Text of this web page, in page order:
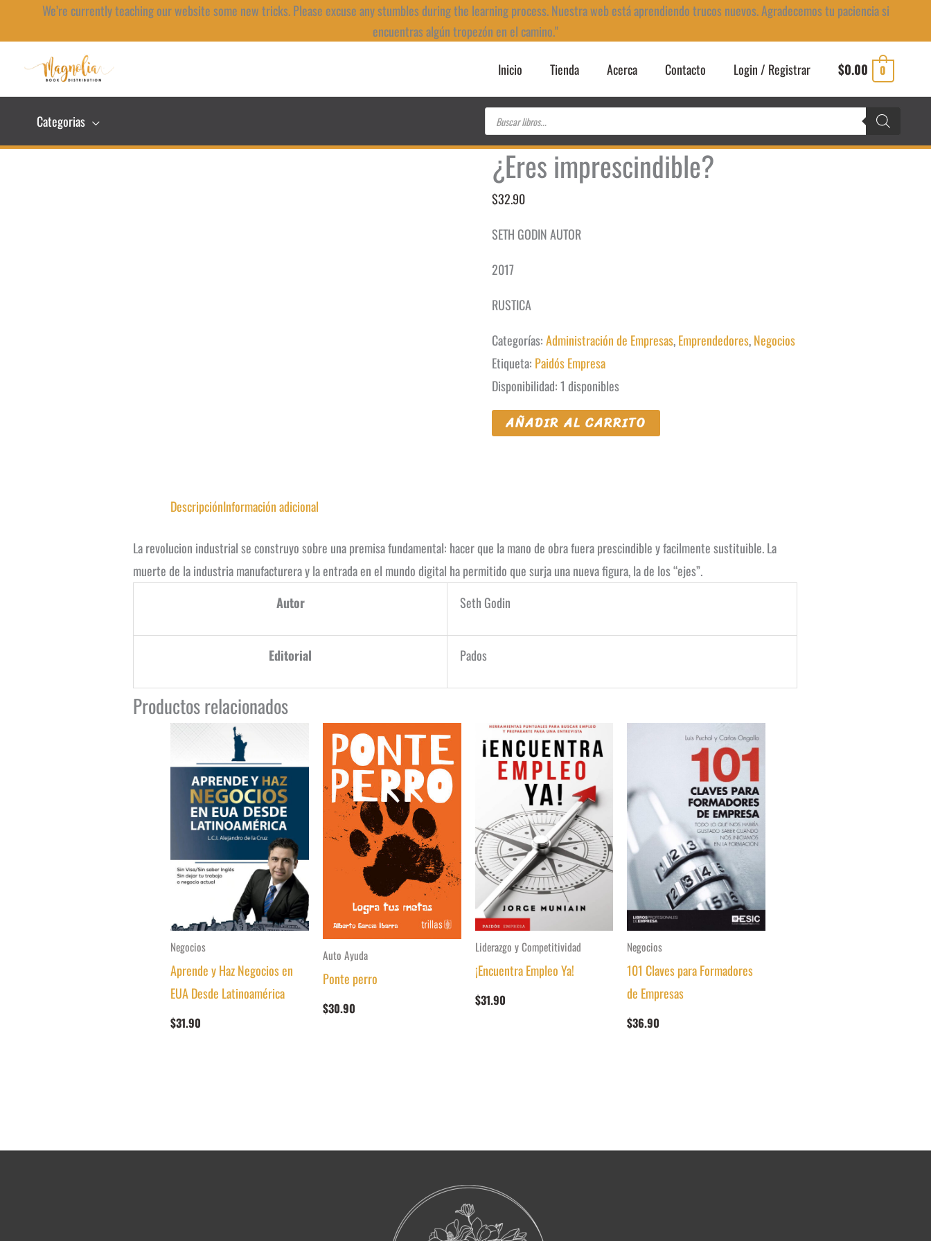
We’re currently teaching our website some new tricks. Please excuse any stumbles during the learning process. Nuestra web está aprendiendo trucos nuevos. Agradecemos tu paciencia si
encuentras algún tropezón en el camino."
Inicio Tienda Acerca Contacto Login / Registrar $0.00 0
Categorias Búsqueda
productos
¿Eres imprescindible?
$32.90
SETH GODIN AUTOR
2017
RUSTICA
Categorías:Administración de Empresas,Emprendedores,Negocios
Etiqueta: Paidós Empresa
Disponibilidad: 1 disponibles
¿Eres
AÑADIR AL CARRITO
DescripciónInformación adicional
La revolucion industrial se construyo sobre una premisa fundamental: hacer que la mano de obra fuera prescindible y facilmente sustituible. La
muerte de la industria manufacturera y la entrada en el mundo digital ha permitido que surja una nueva figura, la de los “ejes”.
Autor
Seth Godin
Editorial Pados
Productos relacionados
Negocios
Aprende y Haz Negocios en
EUA Desde Latinoamérica
$31.90
Auto Ayuda
Ponte perro
$30.90
Liderazgo y Competitividad
¡Encuentra Empleo Ya!
$31.90
Negocios
101 Claves para Formadores
de Empresas
$36.90